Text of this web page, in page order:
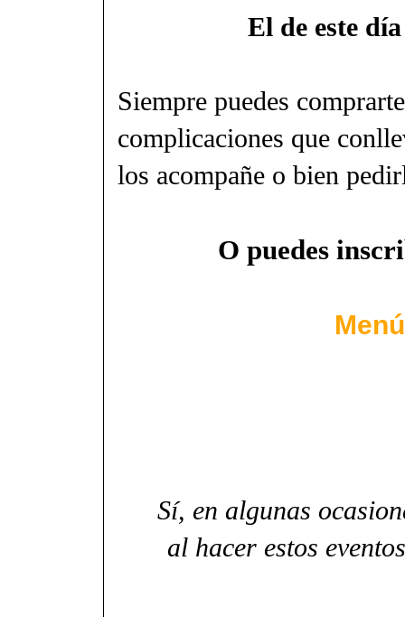
El de este
Siempre puedes
complicaciones que
los acompañe o bien
O puedes
Sí, en algunas
al hacer estos